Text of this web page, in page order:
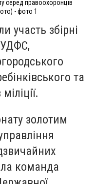
серед правоохоронців
- фото 1
участь збірні
та
золотим
команда